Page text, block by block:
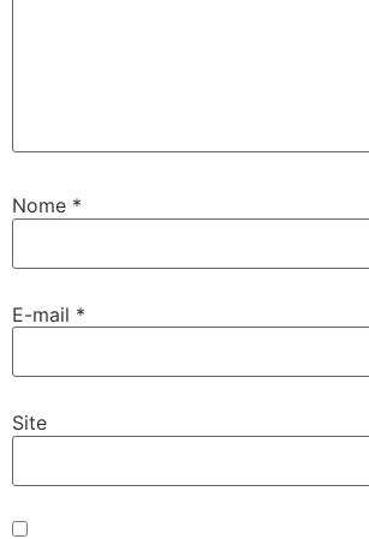
Nome *
E-mail *
Site